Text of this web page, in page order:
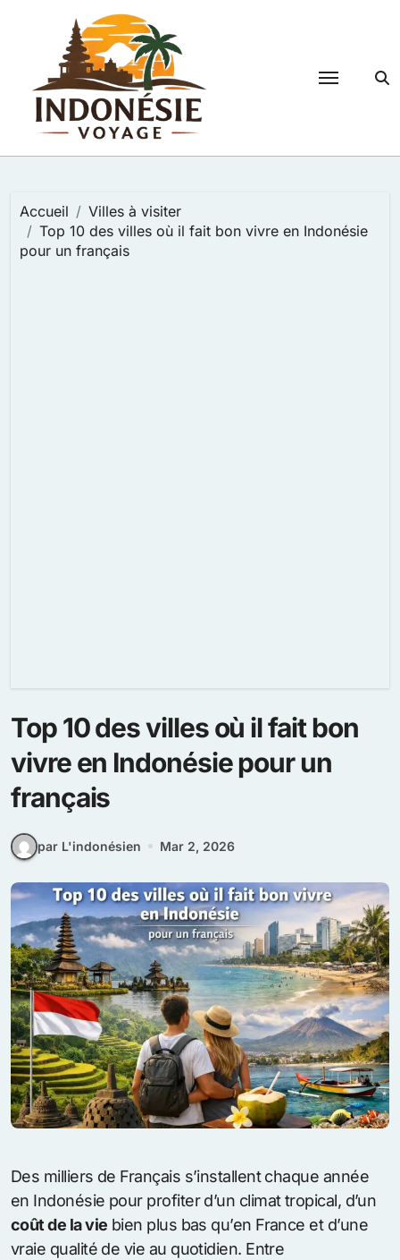
Accueil
Villes à visiter
Top 10 des villes où il fait bon vivre en Indonésie
pour un français
Top 10 des villes où il fait bon
vivre en Indonésie pour un
français
par L'indonésien Mar 2, 2026
Des milliers de Français s’installent chaque année
en Indonésie pour profiter d’un climat tropical, d’un
coût de la vie bien plus bas qu’en France et d’une
vraie qualité de vie au quotidien. Entre